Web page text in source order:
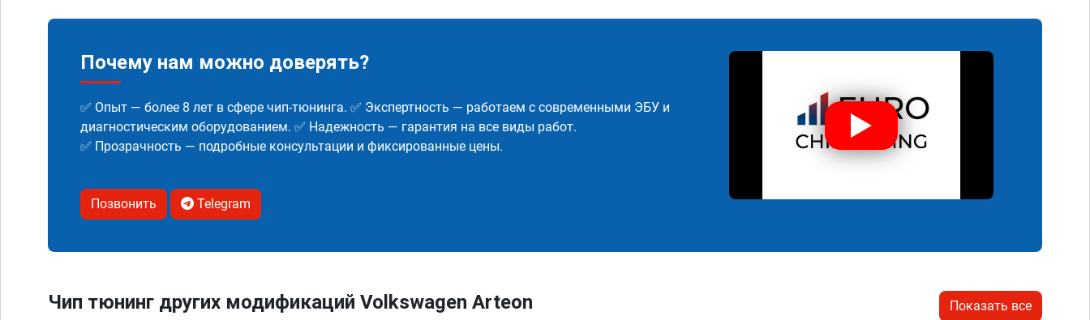
Почему нам можно доверять?
✅ Опыт — более 8 лет в сфере чип-тюнинга. ✅ Экспертность — работаем с современными ЭБУ и
диагностическим оборудованием. ✅ Надежность — гарантия на все виды работ.
✅ Прозрачность — подробные консультации и фиксированные цены.
Позвонить Telegram
Чип тюнинг других модификаций Volkswagen Arteon Показать все